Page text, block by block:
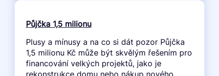
Půjčka 1,5 milionu
Plusy a mínusy a na co si dát pozor Půjčka
1,5 milionu Kč může být skvělým řešením pro
financování velkých projektů, jako je